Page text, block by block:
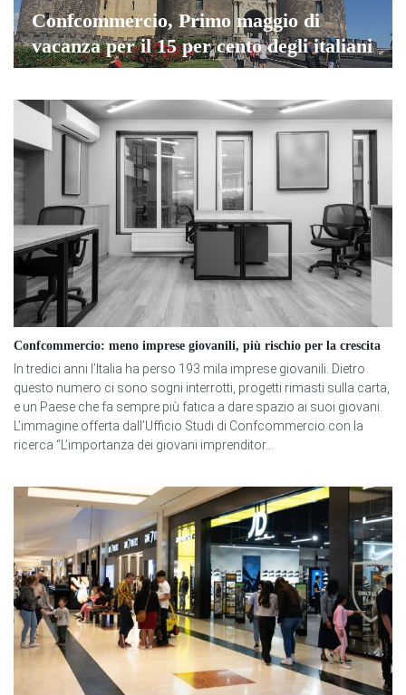
Confcommercio, Primo maggio di
vacanza per il 15 per cento degli italiani
Confcommercio: meno imprese giovanili, più rischio per la crescita
In tredici anni l’Italia ha perso 193 mila imprese giovanili. Dietro
questo numero ci sono sogni interrotti, progetti rimasti sulla carta,
e un Paese che fa sempre più fatica a dare spazio ai suoi giovani.
L’immagine offerta dall’Ufficio Studi di Confcommercio con la
ricerca “L’importanza dei giovani imprenditor...